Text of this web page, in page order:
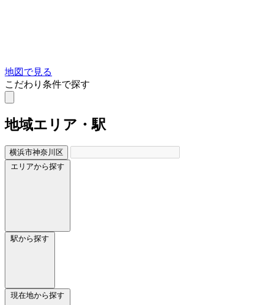
地図で見る
こだわり条件で探す
地域エリア・駅
横浜市神奈川区
エリアから探す
駅から探す
現在地から探す